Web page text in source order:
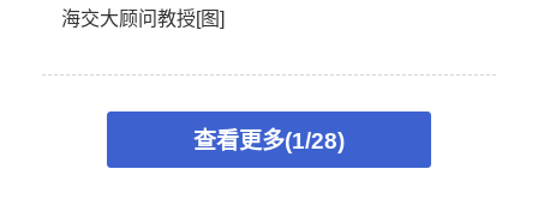
海交大顾问教授[图]
查看更多(1/28)